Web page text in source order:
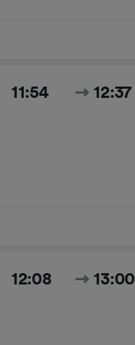
11:54 12:37
12:08 13:00